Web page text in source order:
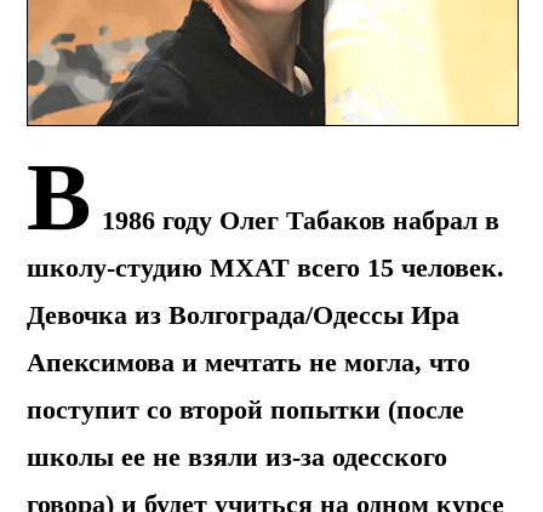
В 1986 году Олег Табаков набрал в
школу-студию МХАТ всего 15 человек.
Девочка из Волгограда/Одессы Ира
Апексимова и мечтать не могла, что
поступит со второй попытки (после
школы ее не взяли из-за одесского
говора) и будет учиться на одном курсе